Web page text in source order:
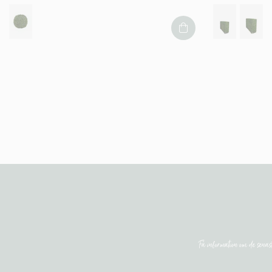
Få information om de